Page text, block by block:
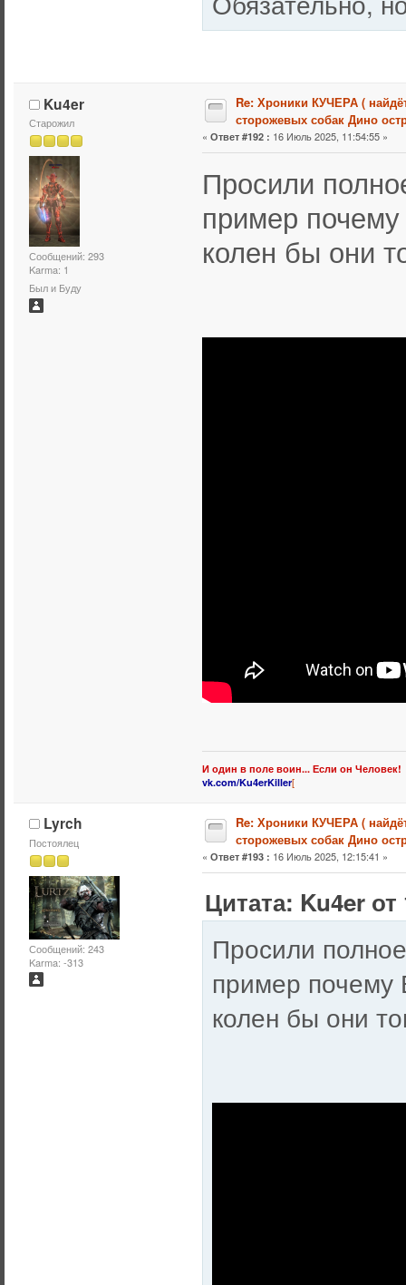
Ku4er
Старожил
Сообщений: 293
Karma: 1
Был и Буду
Re: Хроники КУЧЕРА (
сторожевых собак Дино
« Ответ #192 : 16 Июль 2025, 11:54:55 »
Просили
пример
колен бы они
И один в поле воин... Если он Человек!
vk.com/Ku4erKiller[
Lyrch
Постоялец
Сообщений: 243
Karma: -313
Re: Хроники КУЧЕРА (
сторожевых собак Дино
« Ответ #193 : 16 Июль 2025, 12:15:41 »
Цитата: Ku4er
Просили
пример почему
колен бы они